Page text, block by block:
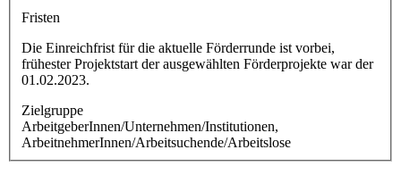
Fristen
Die Einreichfrist für die aktuelle Förderrunde ist vorbei,
frühester Projektstart der ausgewählten Förderprojekte war der
01.02.2023.
Zielgruppe
ArbeitgeberInnen/Unternehmen/Institutionen,
ArbeitnehmerInnen/Arbeitsuchende/Arbeitslose